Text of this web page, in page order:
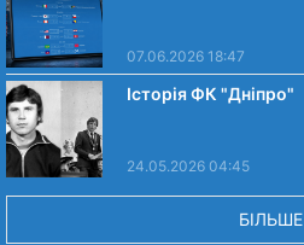
07.06.2026 18:47
Історія ФК "Дніпро"
24.05.2026 04:45
БІЛЬШЕ